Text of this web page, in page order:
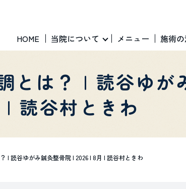
HOME 当院について メニュー 施術
とは？ | 読谷ゆ
| 読谷村ときわ
| 読谷ゆがみ鍼灸整骨院 | 2026 | 8月 | 読谷村ときわ